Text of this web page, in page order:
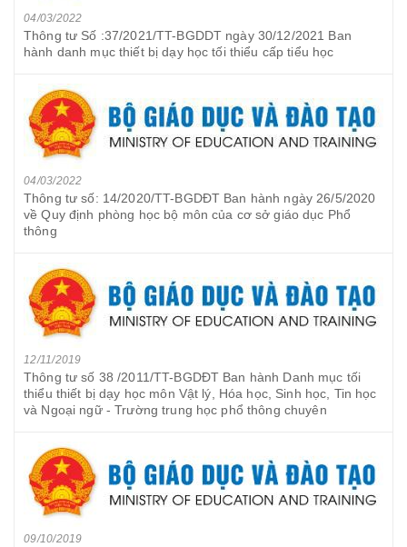
04/03/2022
Thông tư Số :37/2021/TT-BGDDT ngày 30/12/2021 Ban
hành danh mục thiết bị dạy học tối thiểu cấp tiểu học
04/03/2022
Thông tư số: 14/2020/TT-BGDĐT Ban hành ngày 26/5/2020
về Quy định phòng học bộ môn của cơ sở giáo dục Phổ
thông
12/11/2019
Thông tư số 38 /2011/TT-BGDĐT Ban hành Danh mục tối
thiểu thiết bị dạy học môn Vật lý, Hóa học, Sinh học, Tin học
và Ngoại ngữ - Trường trung học phổ thông chuyên
09/10/2019